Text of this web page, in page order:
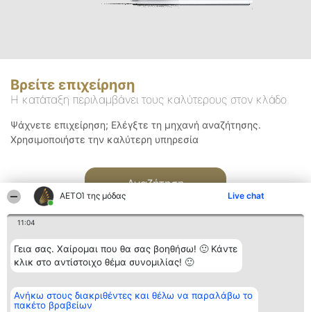
ΑΕΤΟΊ της μόδας Live chat
11:04
Γεια σας. Χαίρομαι που θα σας βοηθήσω! 🙂 Κάντε
κλικ στο αντίστοιχο θέμα συνομιλίας! 🙂
Ανήκω στους διακριθέντες και θέλω να παραλάβω το
πακέτο βραβείων
Βρείτε επιχείρηση
Η κατάταξη περιλαμβάνει τους καλύτερους στον κλάδο
Ψάχνετε επιχείρηση; Ελέγξτε τη μηχανή αναζήτησης.
Χρησιμοποιήστε την καλύτερη υπηρεσία
Αναζήτηση
Διοργανωτής της
κατάταξης
BEAUTIFUL COMPANY
Κατάταξη
Διακριθέντες
Επικοινωνία
Επικοινωνία